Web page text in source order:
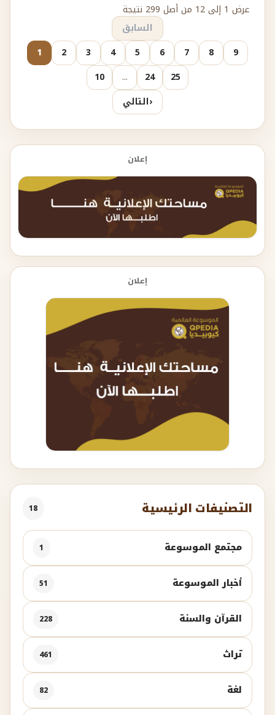
إعلان
التصنيفات الرئيسية 18
مجتمع الموسوعة 1
أخبار الموسوعة 51
القرآن والسنة 228
تراث 461
لغة 82
عرض 1 إلى 12 من أصل 299 نتيجة
السابق
1
2 3 4 5 6 7 8
9
10
... 24
25
‹التالي
إعلان